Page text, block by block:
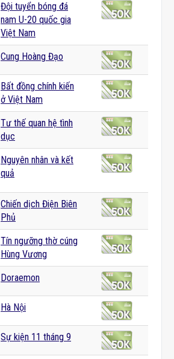
Đội tuyển bóng đá
nam U-20 quốc gia
Việt Nam
Cung Hoàng Đạo
Bất đồng chính kiến
ở Việt Nam
Tư thế quan hệ tình
dục
Nguyên nhân và kết
quả
Chiến dịch Điện Biên
Phủ
Tín ngưỡng thờ cúng
Hùng Vương
Doraemon
Hà Nội
Sự kiện 11 tháng 9